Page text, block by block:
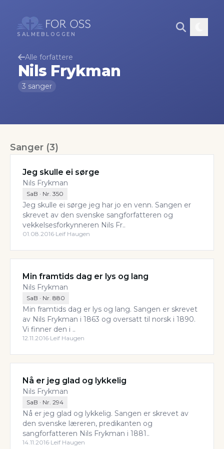
SALMEBLOGGEN
Alle forfattere
Nils Frykman
3 sanger
Sanger (3)
Jeg skulle ei sørge
Nils Frykman
SaB · Nr. 350
Jeg skulle ei sørge jeg har jo en venn. Sangen er
skrevet av den svenske sangforfatteren og
vekkelsesforkynneren Nils Fr..
01.08.2016·Leif Haugen
Min framtids dag er lys og lang
Nils Frykman
SaB · Nr. 880
Min framtids dag er lys og lang. Sangen er skrevet
av Nils Frykman i 1863 og oversatt til norsk i 1890.
Vi finner den i ..
12.11.2016·Leif Haugen
Nå er jeg glad og lykkelig
Nils Frykman
SaB · Nr. 294
Nå er jeg glad og lykkelig. Sangen er skrevet av
den svenske læreren, predikanten og
sangforfatteren Nils Frykman i 1881..
14.11.2016·Leif Haugen